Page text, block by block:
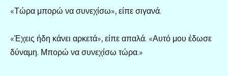
«Τώρα μπορώ να συνεχίσω», είπε σιγανά.
«Έχεις ήδη κάνει αρκετά», είπε απαλά. «Αυτό μου έδωσε
δύναμη. Μπορώ να συνεχίσω τώρα.»